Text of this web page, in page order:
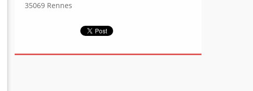
35069 Rennes